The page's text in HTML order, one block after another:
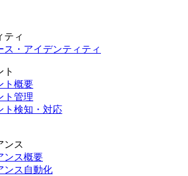
ティ
ス・アイデンティティ
ト
ト概要
ト管理
ト検知・対応
ンス
ンス概要
ンス自動化